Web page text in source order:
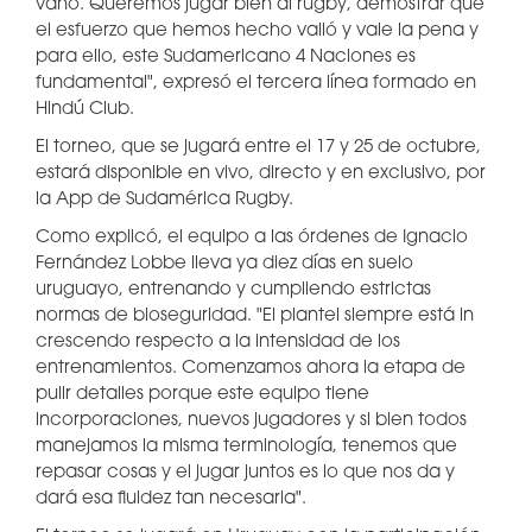
vano. Queremos jugar bien al rugby, demostrar que
el esfuerzo que hemos hecho valió y vale la pena y
para ello, este Sudamericano 4 Naciones es
fundamental", expresó el tercera línea formado en
Hindú Club.
El torneo, que se jugará entre el 17 y 25 de octubre,
estará disponible en vivo, directo y en exclusivo, por
la App de Sudamérica Rugby.
Como explicó, el equipo a las órdenes de Ignacio
Fernández Lobbe lleva ya diez días en suelo
uruguayo, entrenando y cumpliendo estrictas
normas de bioseguridad. "El plantel siempre está in
crescendo respecto a la intensidad de los
entrenamientos. Comenzamos ahora la etapa de
pulir detalles porque este equipo tiene
incorporaciones, nuevos jugadores y si bien todos
manejamos la misma terminología, tenemos que
repasar cosas y el jugar juntos es lo que nos da y
dará esa fluidez tan necesaria".